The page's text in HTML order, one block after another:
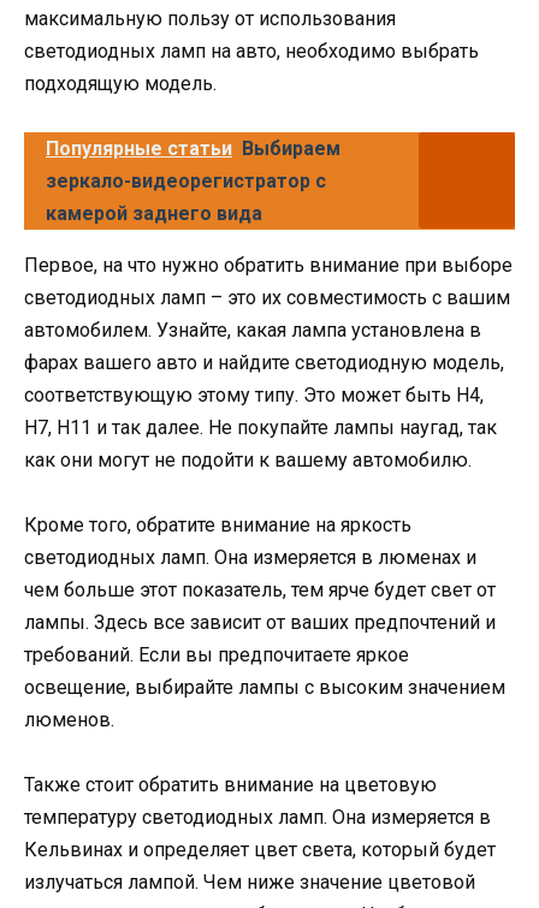
максимальную пользу от использования
светодиодных ламп на авто, необходимо выбрать
подходящую модель.
Популярные статьи Выбираем
зеркало-видеорегистратор с
камерой заднего вида
Первое, на что нужно обратить внимание при выборе
светодиодных ламп – это их совместимость с вашим
автомобилем. Узнайте, какая лампа установлена в
фарах вашего авто и найдите светодиодную модель,
соответствующую этому типу. Это может быть H4,
H7, H11 и так далее. Не покупайте лампы наугад, так
как они могут не подойти к вашему автомобилю.
Кроме того, обратите внимание на яркость
светодиодных ламп. Она измеряется в люменах и
чем больше этот показатель, тем ярче будет свет от
лампы. Здесь все зависит от ваших предпочтений и
требований. Если вы предпочитаете яркое
освещение, выбирайте лампы с высоким значением
люменов.
Также стоит обратить внимание на цветовую
температуру светодиодных ламп. Она измеряется в
Кельвинах и определяет цвет света, который будет
излучаться лампой. Чем ниже значение цветовой